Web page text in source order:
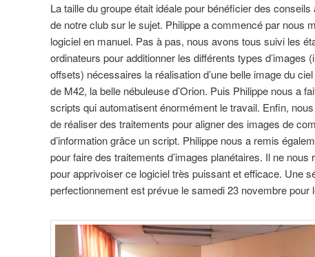
La taille du groupe était idéale pour bénéficier des
de notre club sur le sujet. Philippe a commencé par nous
logiciel en manuel. Pas à pas, nous avons tous suivi les
ordinateurs pour additionner les différents types d’images
offsets) nécessaires la réalisation d’une belle image du
de M42, la belle nébuleuse d’Orion. Puis Philippe nous a
scripts qui automatisent énormément le travail. Enfin,
de réaliser des traitements pour aligner des images de
d’information grâce un script. Philippe nous a remis
pour faire des traitements d’images planétaires. Il ne nous
pour apprivoiser ce logiciel très puissant et efficace. Une
perfectionnement est prévue le samedi 23 novembre